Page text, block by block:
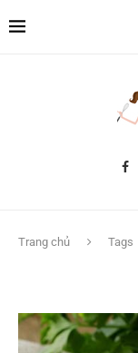
Trang chủ Tags